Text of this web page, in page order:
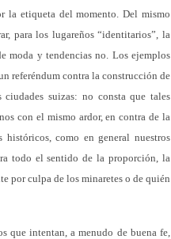
la etiqueta del momento. Del mismo
para los lugareños “identitarios”, la
moda y tendencias no. Los ejemplos
referéndum contra la construcción de
suizas: no consta que tales
con el mismo ardor, en contra de la
históricos, como en general nuestros
todo el sentido de la proporción, la
por culpa de los minaretes o de quién
que intentan, a menudo de buena fe,